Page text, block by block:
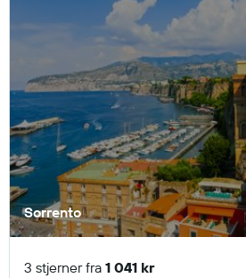
Sorrento
3 stjerner fra 1 041 kr